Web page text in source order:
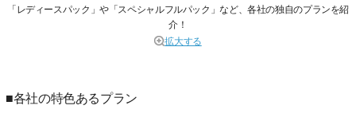
「レディースパック」や「スペシャルフルパック」など、各社の独自のプランを紹
介！
拡大する
■各社の特色あるプラン